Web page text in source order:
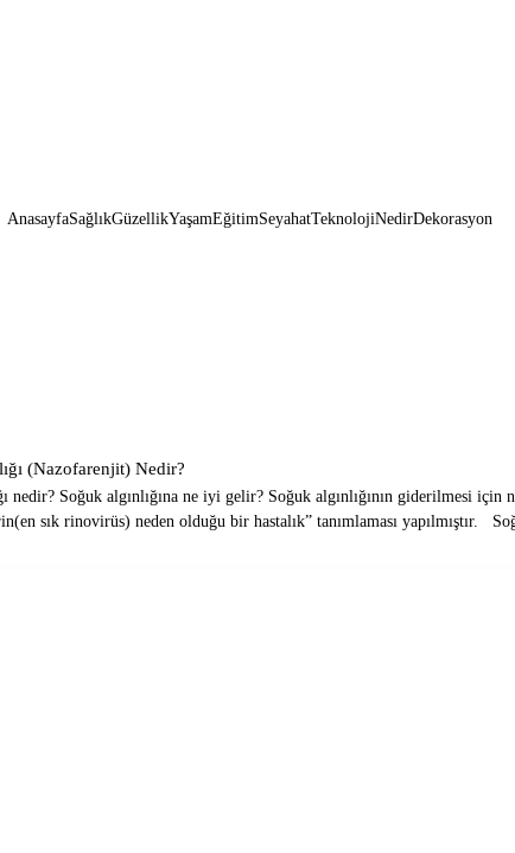
AnasayfaSağlıkGüzellikYaşamEğitimSeyahatTeknolojiNedirDekorasyon
(Nazofarenjit) Nedir?
nedir? Soğuk algınlığına ne iyi gelir? Soğuk algınlığının giderilmesi
sık rinovirüs) neden olduğu bir hastalık” tanımlaması yapılmıştır.